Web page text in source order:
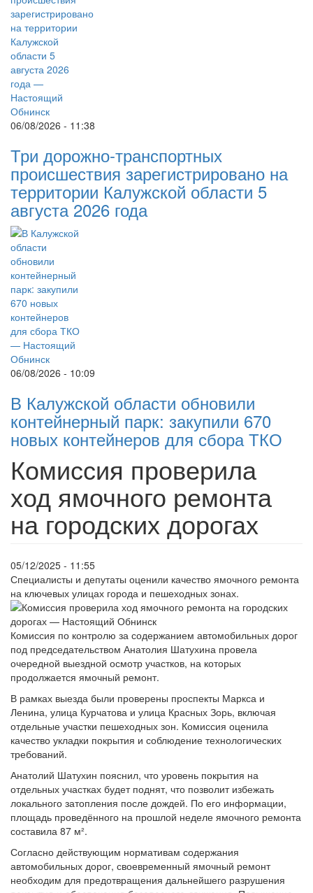
06/08/2026 - 11:38
Три дорожно-транспортных
происшествия зарегистрировано на
территории Калужской области 5
августа 2026 года
06/08/2026 - 10:09
В Калужской области обновили
контейнерный парк: закупили 670
новых контейнеров для сбора ТКО
Комиссия проверила
ход ямочного ремонта
на городских дорогах
05/12/2025 - 11:55
Специалисты и депутаты оценили качество ямочного ремонта
на ключевых улицах города и пешеходных зонах.
Комиссия по контролю за содержанием автомобильных дорог
под председательством Анатолия Шатухина провела
очередной выездной осмотр участков, на которых
продолжается ямочный ремонт.
В рамках выезда были проверены проспекты Маркса и
Ленина, улица Курчатова и улица Красных Зорь, включая
отдельные участки пешеходных зон. Комиссия оценила
качество укладки покрытия и соблюдение технологических
требований.
Анатолий Шатухин пояснил, что уровень покрытия на
отдельных участках будет поднят, что позволит избежать
локального затопления после дождей. По его информации,
площадь проведённого на прошлой неделе ямочного ремонта
составила 87 м².
Согласно действующим нормативам содержания
автомобильных дорог, своевременный ямочный ремонт
необходим для предотвращения дальнейшего разрушения